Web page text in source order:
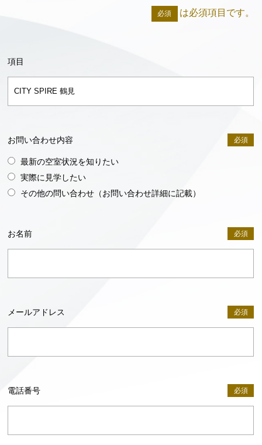
必須 は必須項目です。
項目
お問い合わせ内容 必須
最新の空室状況を知りたい
実際に見学したい
その他の問い合わせ（お問い合わせ詳細に記載）
お名前 必須
メールアドレス 必須
電話番号 必須